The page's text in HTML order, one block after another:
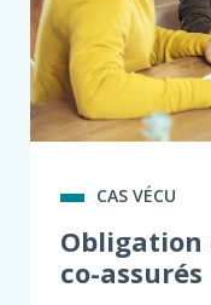
CAS VÉCU
Obligation
co-assurés